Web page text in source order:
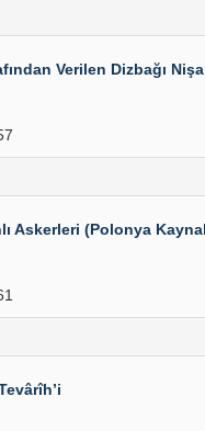
Verilen Dizbağı
Askerleri (Polonya